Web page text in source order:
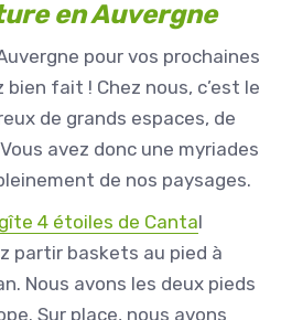
en Auvergne
pour vos prochaines
fait ! Chez nous, c’est le
de grands espaces, de
avez donc une myriades
de nos paysages.
gîte 4 étoiles de Cantal
partir baskets au pied à
Nous avons les deux pieds
Sur place, nous avons